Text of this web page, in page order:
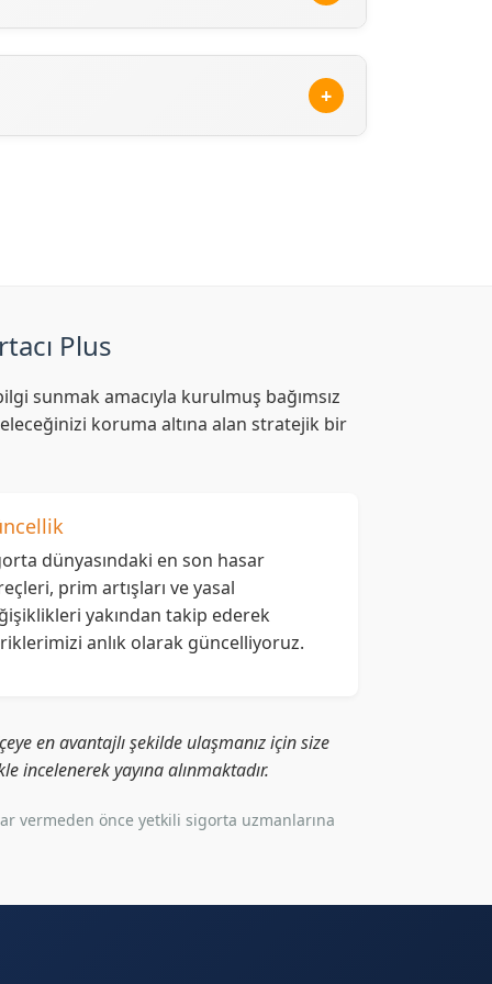
+
Plus
sunmak amacıyla kurulmuş bağımsız
koruma altına alan stratejik bir
dünyasındaki en son hasar
prim artışları ve yasal
yakından takip ederek
anlık olarak güncelliyoruz.
en avantajlı şekilde ulaşmanız için size
incelenerek yayına alınmaktadır.
vermeden önce yetkili sigorta uzmanlarına